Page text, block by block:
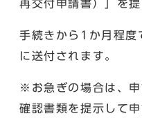
再交付申請書）」を
手続きから1か月程度
に送付されます。
※お急ぎの場合は、
確認書類を提示して